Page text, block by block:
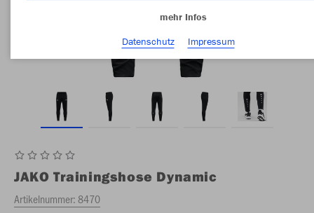
JAKO Trainingshose Dynamic
Artikelnummer:8470
mehr Infos
Datenschutz
Impressum